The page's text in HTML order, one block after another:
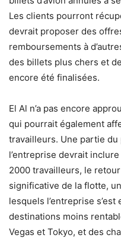
Les clients pourront
devrait proposer des
remboursements à
des billets plus chers et
encore été finalisées.
El Al n’a pas encore
qui pourrait également
travailleurs. Une partie
l’entreprise devrait
2000 travailleurs, le
significative de la flotte,
lesquels l’entreprise
destinations moins
Vegas et Tokyo, et des